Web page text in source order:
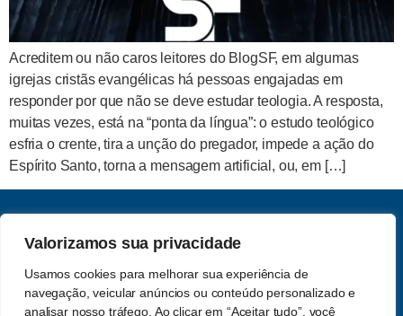
Valorizamos sua privacidade
Usamos cookies para melhorar sua experiência de
navegação, veicular anúncios ou conteúdo personalizado e
analisar nosso tráfego. Ao clicar em “Aceitar tudo”, você
Acreditem ou não caros leitores do BlogSF, em algumas
igrejas cristãs evangélicas há pessoas engajadas em
responder por que não se deve estudar teologia. A resposta,
muitas vezes, está na “ponta da língua”: o estudo teológico
esfria o crente, tira a unção do pregador, impede a ação do
Espírito Santo, torna a mensagem artificial, ou, em […]
Acompanhe-nos nas redes
sociais
CNPJ: 62.357.060.0001-13
Saber e Fé Teologia LTDA
Política de Privacidade